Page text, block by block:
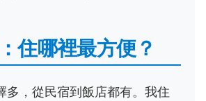
住哪裡最方便？
多，從民宿到飯店都有。我住